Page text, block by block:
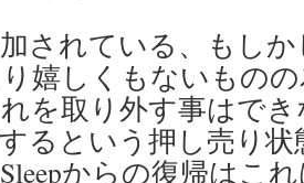
されている、もし
嬉しくもないもの
を取り外す事はで
るという押し売り状
からの復帰はこ